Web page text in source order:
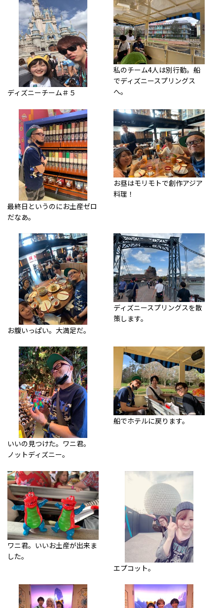
ディズニーチーム＃５
私のチーム4人は別行動。船
でディズニースプリングス
へ。
最終日というのにお土産ゼロ
だなあ。
お昼はモリモトで創作アジア
料理！
お腹いっぱい。大満足だ。
ディズニースプリングスを散
策します。
いいの見つけた。ワニ君。
ノットディズニー。
船でホテルに戻ります。
ワニ君。いいお土産が出来ま
した。
エプコット。